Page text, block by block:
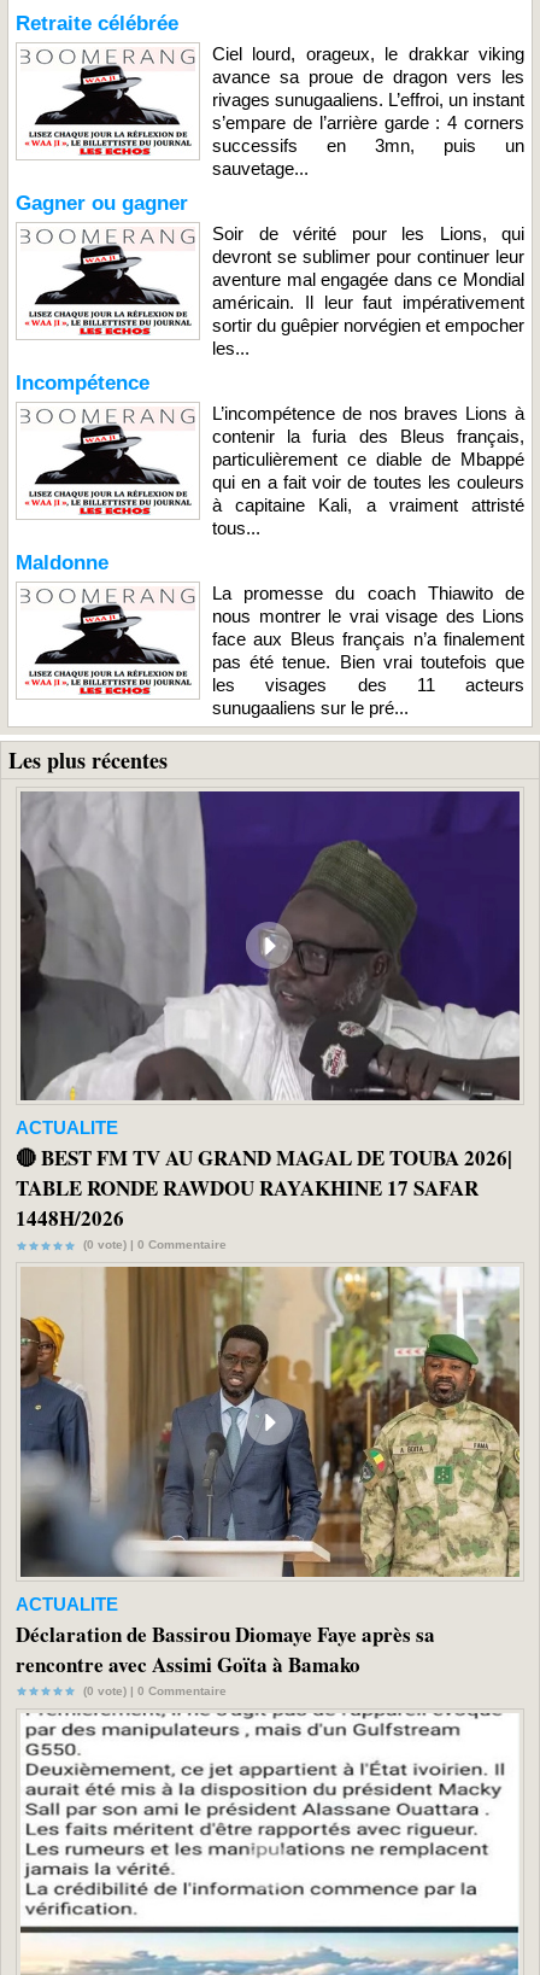
Retraite célébrée
Ciel lourd, orageux, le drakkar viking
avance sa proue de dragon vers les
rivages sunugaaliens. L’effroi, un instant
s’empare de l’arrière garde : 4 corners
successifs en 3mn, puis un
sauvetage...
Gagner ou gagner
Soir de vérité pour les Lions, qui
devront se sublimer pour continuer leur
aventure mal engagée dans ce Mondial
américain. Il leur faut impérativement
sortir du guêpier norvégien et empocher
les...
Incompétence
L’incompétence de nos braves Lions à
contenir la furia des Bleus français,
particulièrement ce diable de Mbappé
qui en a fait voir de toutes les couleurs
à capitaine Kali, a vraiment attristé
tous...
Maldonne
La promesse du coach Thiawito de
nous montrer le vrai visage des Lions
face aux Bleus français n’a finalement
pas été tenue. Bien vrai toutefois que
les visages des 11 acteurs
sunugaaliens sur le pré...
Les plus récentes
ACTUALITE
🔴 BEST FM TV AU GRAND MAGAL DE TOUBA 2026|
TABLE RONDE RAWDOU RAYAKHINE 17 SAFAR
1448H/2026
(0 vote) | 0 Commentaire
ACTUALITE
Déclaration de Bassirou Diomaye Faye après sa
rencontre avec Assimi Goïta à Bamako
(0 vote) | 0 Commentaire